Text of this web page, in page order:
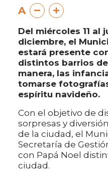
A
Del miércoles 11 al
diciembre, el
estará presente
distintos barrios
manera, las
tomarse
espíritu navideño.
Con el objetivo de
sorpresas y
de la ciudad, el
Secretaría de
con Papá Noel
ciudad.